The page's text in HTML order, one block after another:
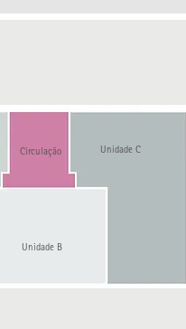
Unidade B
Circulação Unidade C